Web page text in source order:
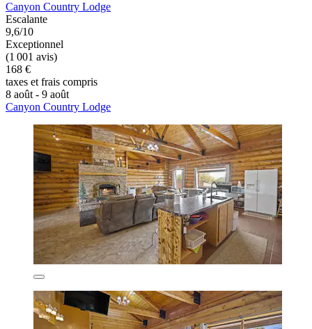
Canyon Country Lodge
Escalante
9,6/10
Exceptionnel
(1 001 avis)
168 €
taxes et frais compris
8 août - 9 août
Canyon Country Lodge